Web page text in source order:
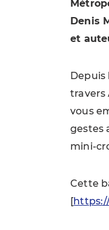
Denis
et
Depuis
travers
vous
gestes
mini-
Cette
[